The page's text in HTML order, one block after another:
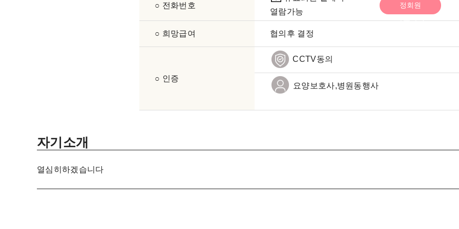
○ 전화번호
열람가능
정회원
○ 희망급여 협의후 결정
○ 인증
CCTV동의
요양보호사,병원동행사
자기소개
열심히하겠습니다